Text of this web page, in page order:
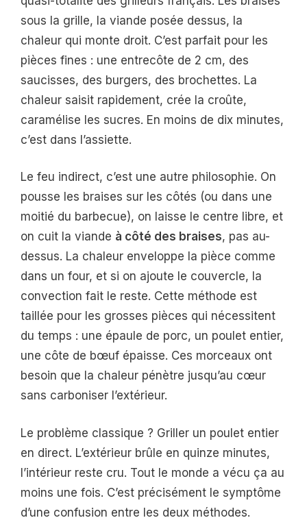
sous la grille, la viande posée dessus, la
chaleur qui monte droit. C’est parfait pour les
pièces fines : une entrecôte de 2 cm, des
saucisses, des burgers, des brochettes. La
chaleur saisit rapidement, crée la croûte,
caramélise les sucres. En moins de dix minutes,
c’est dans l’assiette.
Le feu indirect, c’est une autre philosophie. On
pousse les braises sur les côtés (ou dans une
moitié du barbecue), on laisse le centre libre, et
on cuit la viande à côté des braises, pas au-
dessus. La chaleur enveloppe la pièce comme
dans un four, et si on ajoute le couvercle, la
convection fait le reste. Cette méthode est
taillée pour les grosses pièces qui nécessitent
du temps : une épaule de porc, un poulet entier,
une côte de bœuf épaisse. Ces morceaux ont
besoin que la chaleur pénètre jusqu’au cœur
sans carboniser l’extérieur.
Le problème classique ? Griller un poulet entier
en direct. L’extérieur brûle en quinze minutes,
l’intérieur reste cru. Tout le monde a vécu ça au
moins une fois. C’est précisément le symptôme
d’une confusion entre les deux méthodes.